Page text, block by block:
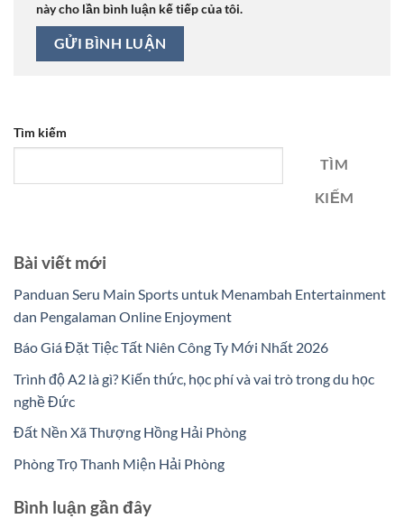
này cho lần bình luận kế tiếp của tôi.
Tìm kiếm
TÌM
KIẾM
Bài viết mới
Panduan Seru Main Sports untuk Menambah Entertainment
dan Pengalaman Online Enjoyment
Báo Giá Đặt Tiệc Tất Niên Công Ty Mới Nhất 2026
Trình độ A2 là gì? Kiến thức, học phí và vai trò trong du học
nghề Đức
Đất Nền Xã Thượng Hồng Hải Phòng
Phòng Trọ Thanh Miện Hải Phòng
Bình luận gần đây